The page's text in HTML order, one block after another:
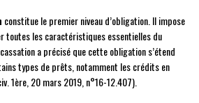
constitue le premier niveau d’obligation. Il impose
toutes les caractéristiques essentielles du
a précisé que cette obligation s’étend
types de prêts, notamment les crédits en
1ère, 20 mars 2019, n°16-12.407).